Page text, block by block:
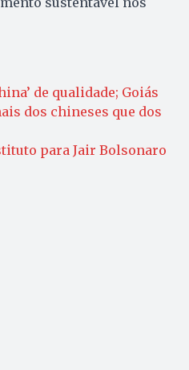
de qualidade; Goiás
dos chineses que dos
para Jair Bolsonaro